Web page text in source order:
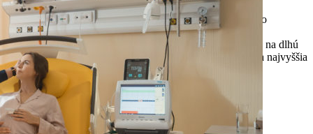
To z nás spravilo nielen jedného z najväčších investorov do
zdravotníctva v strednej Európe, ale aj lídra v inováciách a
digitalizácii. Podnikanie v zdravotníctve vnímame ako beh na dlhú
trať, ktorého výsledkom má byť fungujúce zdravotníctvo a najvyššia
možná kvalita poskytovanej zdravotnej starostlivosti.
Jasná vízia a princípy